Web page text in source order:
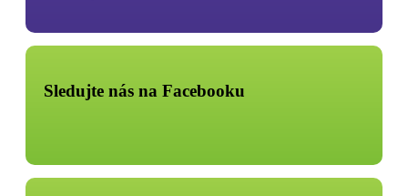
Sledujte nás na Facebooku